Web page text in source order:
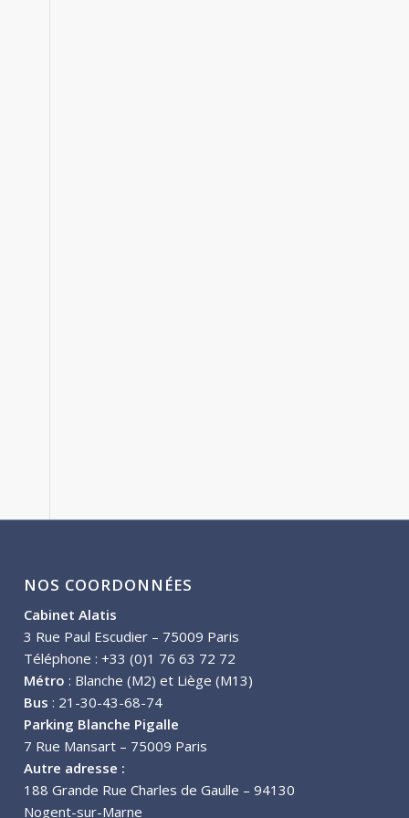
NOS COORDONNÉES
Cabinet Alatis
3 Rue Paul Escudier – 75009 Paris
Téléphone : +33 (0)1 76 63 72 72
Métro : Blanche (M2) et Liège (M13)
Bus : 21-30-43-68-74
Parking Blanche Pigalle
7 Rue Mansart – 75009 Paris
Autre adresse :
188 Grande Rue Charles de Gaulle – 94130
Nogent-sur-Marne